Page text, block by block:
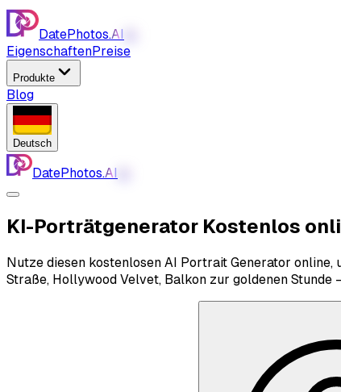
DatePhotos.AI
EigenschaftenPreise
Produkte
Blog
Deutsch
DatePhotos.AI
KI-Porträtgenerator Kostenlos
Nutze diesen kostenlosen AI Portrait Generator
Straße, Hollywood Velvet, Balkon zur goldenen Stunde